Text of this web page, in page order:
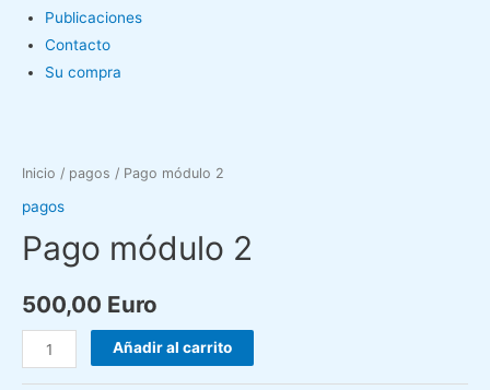
Publicaciones
Contacto
Su compra
Inicio / pagos / Pago módulo 2
pagos
Pago módulo 2
500,00 Euro
módulo
Añadir al carrito